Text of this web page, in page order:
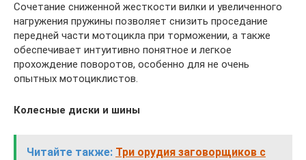
Сочетание сниженной жесткости вилки и увеличенного
нагружения пружины позволяет снизить проседание
передней части мотоцикла при торможении, а также
обеспечивает интуитивно понятное и легкое
прохождение поворотов, особенно для не очень
опытных мотоциклистов.
Колесные диски и шины
Читайте также: Три орудия заговорщиков с